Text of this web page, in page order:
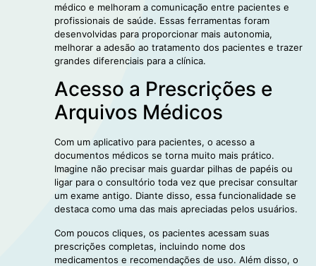
médico e melhoram a comunicação entre pacientes e
profissionais de saúde. Essas ferramentas foram
desenvolvidas para proporcionar mais autonomia,
melhorar a adesão ao tratamento dos pacientes e trazer
grandes diferenciais para a clínica.
Acesso a Prescrições e
Arquivos Médicos
Com um aplicativo para pacientes, o acesso a
documentos médicos se torna muito mais prático.
Imagine não precisar mais guardar pilhas de papéis ou
ligar para o consultório toda vez que precisar consultar
um exame antigo. Diante disso, essa funcionalidade se
destaca como uma das mais apreciadas pelos usuários.
Com poucos cliques, os pacientes acessam suas
prescrições completas, incluindo nome dos
medicamentos e recomendações de uso. Além disso, o